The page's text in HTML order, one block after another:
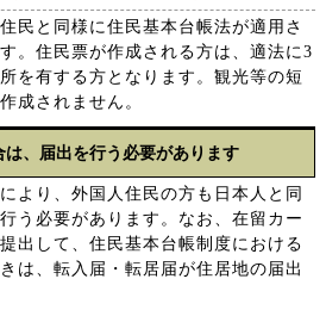
民と同様に住民基本台帳法が適用さ
。住民票が作成される方は、適法に3
を有する方となります。観光等の短
成されません。
、届出を行う必要があります
より、外国人住民の方も日本人と同
う必要があります。なお、在留カー
出して、住民基本台帳制度における
は、転入届・転居届が住居地の届出